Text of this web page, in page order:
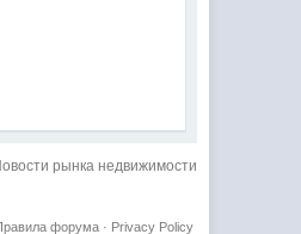
рынка недвижимости
Privacy Policy
форума·